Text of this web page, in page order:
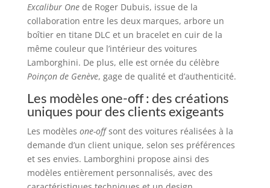
Excalibur Onede Roger Dubuis, issue de la
collaboration entre les deux marques, arbore un
boîtier en titane DLC et un bracelet en cuir de la
même couleur que l’intérieur des voitures
Lamborghini. De plus, elle est ornée du célèbre
Poinçon de Genève, gage de qualité et d’authenticité.
Les modèles one-off : des créations
uniques pour des clients exigeants
Les modèles one-offsont des voitures réalisées à la
demande d’un client unique, selon ses préférences
et ses envies. Lamborghini propose ainsi des
modèles entièrement personnalisés, avec des